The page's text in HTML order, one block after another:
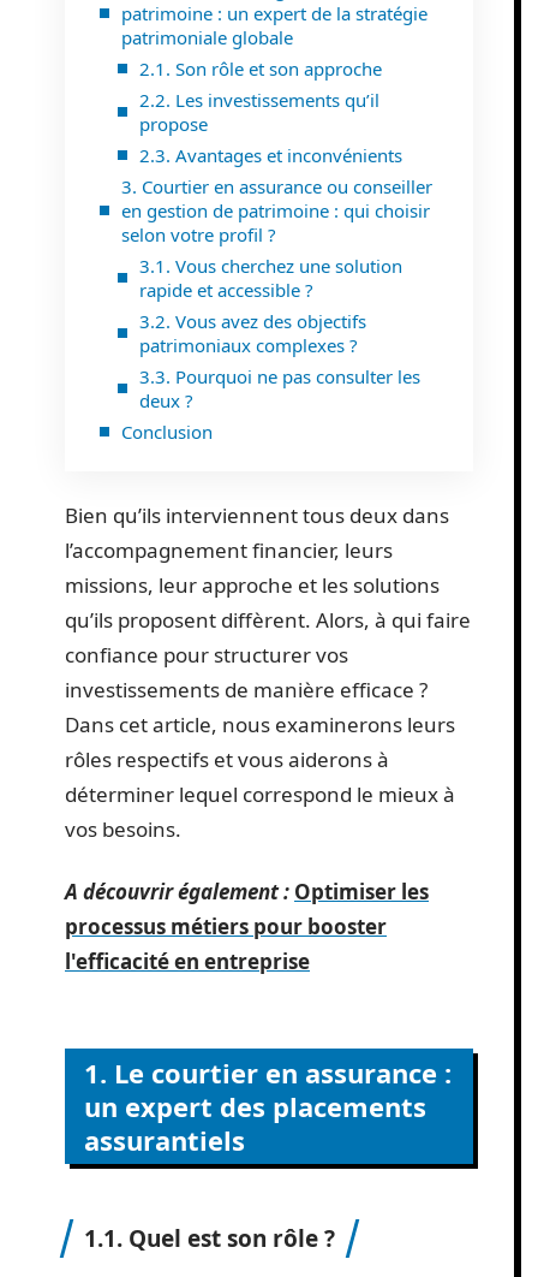
patrimoine : un expert de la stratégie
patrimoniale globale
2.1. Son rôle et son approche
2.2. Les investissements qu’il
propose
2.3. Avantages et inconvénients
3. Courtier en assurance ou conseiller
en gestion de patrimoine : qui choisir
selon votre profil ?
3.1. Vous cherchez une solution
rapide et accessible ?
3.2. Vous avez des objectifs
patrimoniaux complexes ?
3.3. Pourquoi ne pas consulter les
deux ?
Conclusion
Bien qu’ils interviennent tous deux dans
l’accompagnement financier, leurs
missions, leur approche et les solutions
qu’ils proposent diffèrent. Alors, à qui faire
confiance pour structurer vos
investissements de manière efficace ?
Dans cet article, nous examinerons leurs
rôles respectifs et vous aiderons à
déterminer lequel correspond le mieux à
vos besoins.
A découvrir également : Optimiser les
processus métiers pour booster
l'efficacité en entreprise
1. Le courtier en assurance :
un expert des placements
assurantiels
1.1. Quel est son rôle ?